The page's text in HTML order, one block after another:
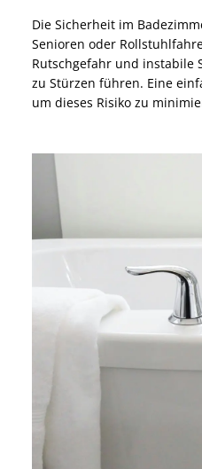
Die Sicherheit im
Senioren oder
Rutschgefahr und instabile
zu Stürzen führen. Eine
um dieses Risiko zu
Hilfsmittel nicht nur die